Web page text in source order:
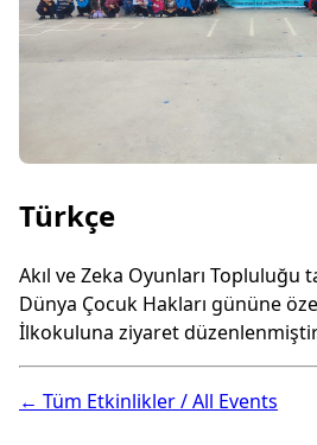
Türkçe
Akıl ve Zeka Oyunları Topluluğu
Dünya Çocuk Hakları gününe
İlkokuluna ziyaret
← Tüm Etkinlikler / All Events